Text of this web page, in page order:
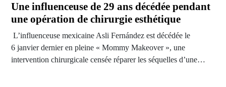
Une influenceuse de 29 ans décédée pendant
une opération de chirurgie esthétique
L’influenceuse mexicaine Asli Fernández est décédée le
6 janvier dernier en pleine « Mommy Makeover », une
intervention chirurgicale censée réparer les séquelles d’une…